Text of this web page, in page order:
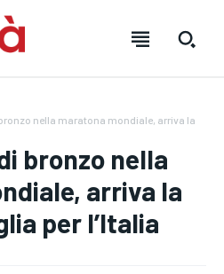
nella maratona mondiale, arriva la
bronzo nella
arriva la
per l’Italia